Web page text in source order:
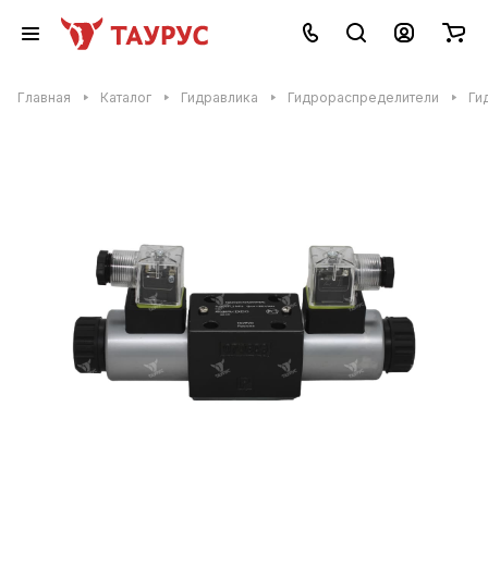
Главная Каталог Гидравлика Гидрораспределители